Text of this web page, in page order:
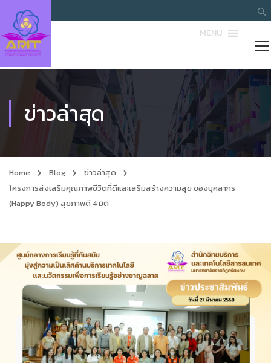
MENU
ข่าวล่าสุด
Home Blog
ข่าวล่าสุด
โครงการส่งเสริมคุณภาพชีวิตที่ดีและเสริมสร้างความสุข ของบุคลากร
(Happy Body) สุขภาพดี 4 มิติ